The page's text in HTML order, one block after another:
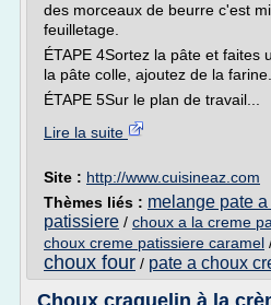
des morceaux de beurre c'est
feuilletage.
ÉTAPE 4Sortez la pâte et faites
la pâte colle, ajoutez de la farine.
ÉTAPE 5Sur le plan de travail...
Lire la suite
Site : http://www.cuisineaz.com
Thèmes liés : melange pate
patissiere / choux a la creme
choux creme patissiere caramel
choux four / pate a choux
Choux craquelin à la